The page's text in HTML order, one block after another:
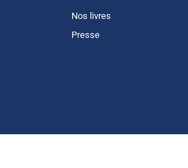
Nos livres
Presse